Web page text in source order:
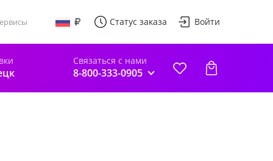
Статус заказа Войти
Связаться с нами
8-800-333-0905